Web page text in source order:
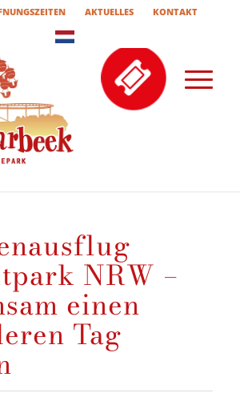
AKTUELLES KONTAKT
NRW –
einen
Tag